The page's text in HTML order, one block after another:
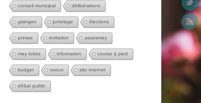
conseil municipal délibérations
gisingen jumelage élections
presse invitation assosmey
mey loisirs information course à pied
budget voeux site internet
débat public